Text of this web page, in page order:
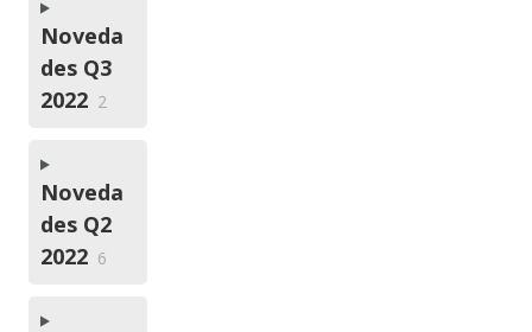
Noveda
des Q3
2022 2
Noveda
des Q2
2022 6